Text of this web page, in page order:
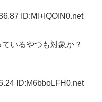
ID:Ml+IQOIN0.net
いるやつも対象か？
ID:M6bboLFH0.net